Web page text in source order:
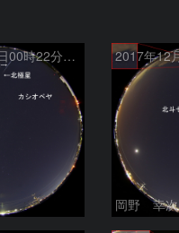
2017年12月14日00時22分の火球
岡野 幸次